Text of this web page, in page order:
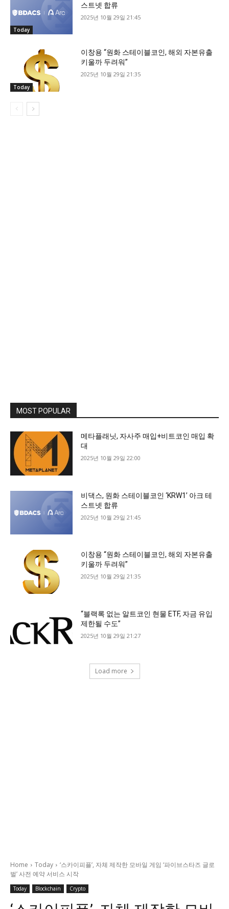
Today
스트넷 합류
2025년 10월 29일 21:45
Today
이창용 “원화 스테이블코인, 해외 자본유출
키울까 두려워”
2025년 10월 29일 21:35
MOST POPULAR
메타플래닛, 자사주 매입+비트코인 매입 확
대
2025년 10월 29일 22:00
비댁스, 원화 스테이블코인 ‘KRW1’ 아크 테
스트넷 합류
2025년 10월 29일 21:45
이창용 “원화 스테이블코인, 해외 자본유출
키울까 두려워”
2025년 10월 29일 21:35
“블랙록 없는 알트코인 현물 ETF, 자금 유입
제한될 수도”
2025년 10월 29일 21:27
Load more